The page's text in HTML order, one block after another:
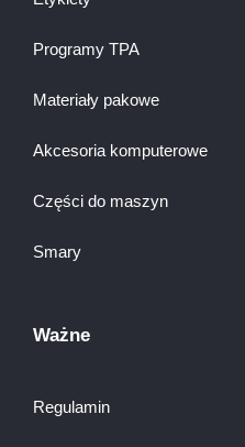
Programy TPA
Materiały pakowe
Akcesoria komputerowe
Części do maszyn
Smary
Ważne
Regulamin